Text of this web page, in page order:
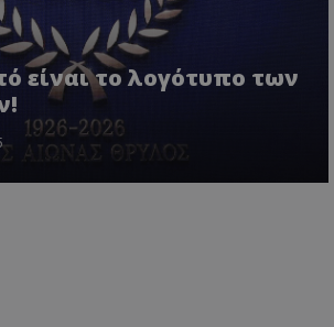
είναι το λογότυπο των